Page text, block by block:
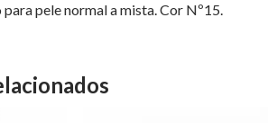
pele normal a mista. Cor Nº15.